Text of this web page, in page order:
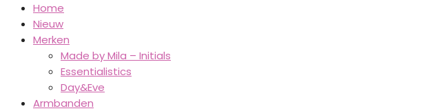
Home
Nieuw
Merken
Made by Mila – Initials
Essentialistics
Day&Eve
Armbanden